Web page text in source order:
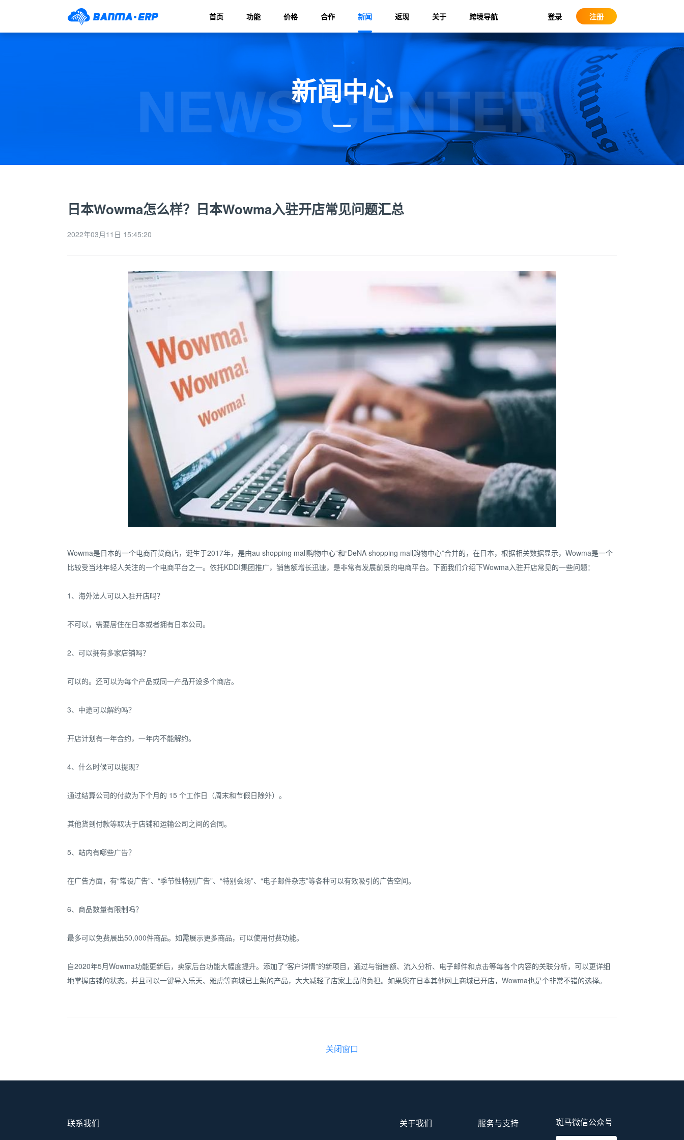
首页 功能 价格 合作 新闻 返现 关于 跨境导航 登录 注册
NEWS CENTER
新闻中心
日本Wowma怎么样？日本Wowma入驻开店常见问题汇总
2022年03月11日 15:45:20
Wowma是日本的一个电商百货商店，诞生于2017年，是由au shopping mall购物中心”和“DeNA shopping mall购物中心”合并的，在日本，根据相关数据显示，Wowma是一个
比较受当地年轻人关注的一个电商平台之一。依托KDDI集团推广，销售额增长迅速，是非常有发展前景的电商平台。下面我们介绍下Wowma入驻开店常见的一些问题：
1、海外法人可以入驻开店吗？
不可以，需要居住在日本或者拥有日本公司。
2、可以拥有多家店铺吗？
可以的。还可以为每个产品或同一产品开设多个商店。
3、中途可以解约吗？
开店计划有一年合约，一年内不能解约。
4、什么时候可以提现？
通过结算公司的付款为下个月的 15 个工作日（周末和节假日除外）。
其他货到付款等取决于店铺和运输公司之间的合同。
5、站内有哪些广告？
在广告方面，有“常设广告”、“季节性特别广告”、“特别会场”、“电子邮件杂志”等各种可以有效吸引的广告空间。
6、商品数量有限制吗？
最多可以免费展出50,000件商品。如需展示更多商品，可以使用付费功能。
自2020年5月Wowma功能更新后，卖家后台功能大幅度提升。添加了“客户详情”的新项目，通过与销售额、流入分析、电子邮件和点击等每各个内容的关联分析，可以更详细
地掌握店铺的状态。并且可以一键导入乐天、雅虎等商城已上架的产品，大大减轻了店家上品的负担。如果您在日本其他网上商城已开店，Wowma也是个非常不错的选择。
关闭窗口
联系我们 关于我们 服务与支持 斑马微信公众号